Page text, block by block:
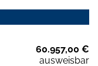
60.957,00 €
ausweisbar